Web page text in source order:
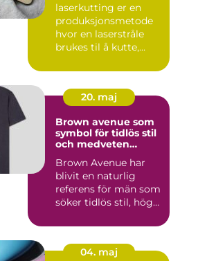
laserkutting er en
produksjonsmetode
hvor en laserstråle
brukes til å kutte,
uli...
20. maj
Brown avenue som
symbol för tidlös stil
och medveten
Brown Avenue har
blivit en naturlig
referens för män som
söker tidlös stil, hög
04. maj